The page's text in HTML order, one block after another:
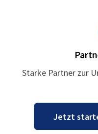
Starke Partner zur